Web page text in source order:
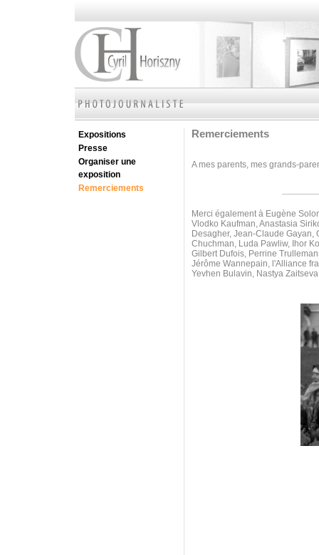
Expositions
Presse
Organiser une
exposition
Remerciements
Remerciements
A mes parents, mes grands-
Merci également à Eugène
Vlodko Kaufman, Anastasia
Desagher, Jean-Claude Gayan,
Chuchman, Luda Pawliw, Ihor
Gilbert Dufois, Perrine
Jérôme Wannepain, l'Alliance
Yevhen Bulavin, Nastya